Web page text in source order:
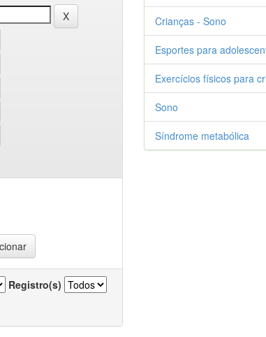
Registro(s)
Crianças - Sono
Esportes para
Exercícios físicos para
Sono
Síndrome metabólica